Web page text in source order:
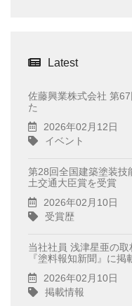
Latest
佐藤興業株式会社 第
た
2026年02月12日
イベント
第28回全国建築塗装技
土交通大臣賞を受賞
2026年02月10日
受賞歴
当社社員 浅津星亜の
『塗料報知新聞』に掲
2026年02月10日
掲載情報